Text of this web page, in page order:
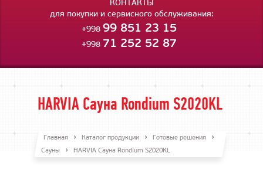
КОНТАКТЫ
для покупки и сервисного обслуживания:
+998 99 851 23 15
+998 71 252 52 87
HARVIA Сауна Rondium S2020KL
Главная Каталог продукции
Готовые решения
Сауны
HARVIA Сауна Rondium S2020KL